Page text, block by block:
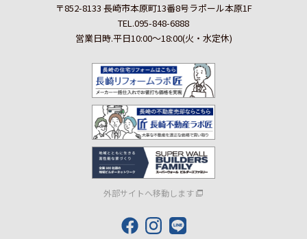
〒852-8133 長崎市本原町13番8号ラポール本原1F
TEL.095-848-6888
営業日時.平日10:00～18:00(火・水定休)
外部サイトへ移動します